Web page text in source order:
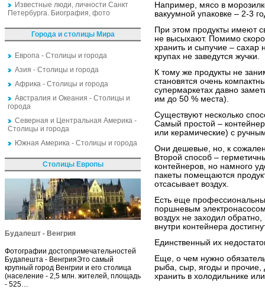
Известные люди, личности Санкт
Петербурга. Биография, фото
Города и столицы Мира
Европа - Столицы и города
Азия - Столицы и города
Африка - Столицы и города
Австралия и Океания - Столицы и
города
Северная и Центральная Америка -
Столицы и города
Южная Америка - Столицы и города
Столицы Европы
Будапешт - Венгрия
Фотографии достопримечательностей
Будапешта - ВенгрияЭто самый
крупный город Венгрии и его столица
(население - 2,5 млн. жителей, площадь
- 525…
Например, мясо в
вакуумной упаковке – 2-3
При этом продукты имеют
не высыхают. Помимо
хранить и сыпучие – сахар
крупах не заведутся жучки.
К тому же продукты не
становятся очень
супермаркетах давно
им до 50 % места).
Существуют несколько
Самый простой –
или керамические) с
Они дешевые, но, к
Второй способ –
контейнеров, но намного
пакеты помещаются
отсасывает воздух.
Есть еще
поршневым
воздух не заходил
внутри контейнера
Единственный их
Еще, о чем нужно
рыба, сыр, ягоды и прочие,
хранить в холодильнике